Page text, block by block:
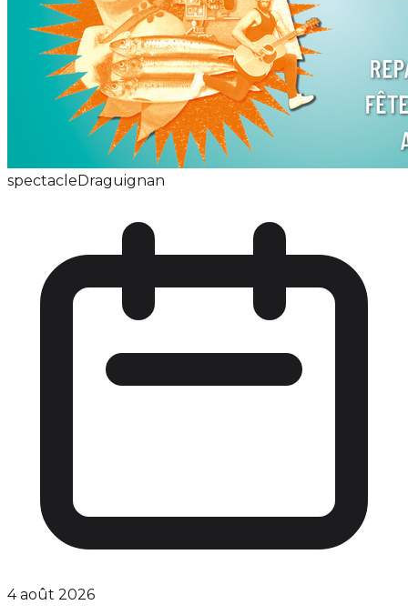
spectacleDraguignan
4 août 2026